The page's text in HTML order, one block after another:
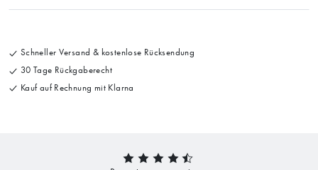
Schneller Versand & kostenlose Rücksendung
30 Tage Rückgaberecht
Kauf auf Rechnung mit Klarna